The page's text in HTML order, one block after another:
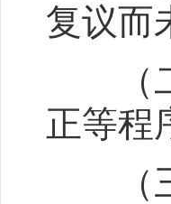
复议而
（二
正等程
（三